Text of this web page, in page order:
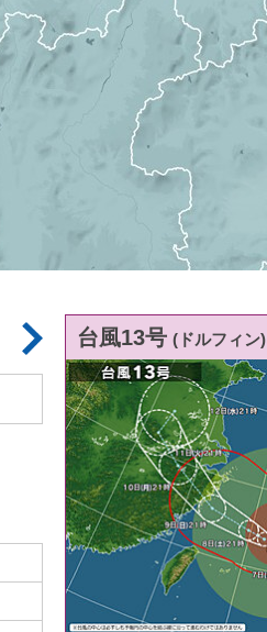
台風13号 (ドルフィン)